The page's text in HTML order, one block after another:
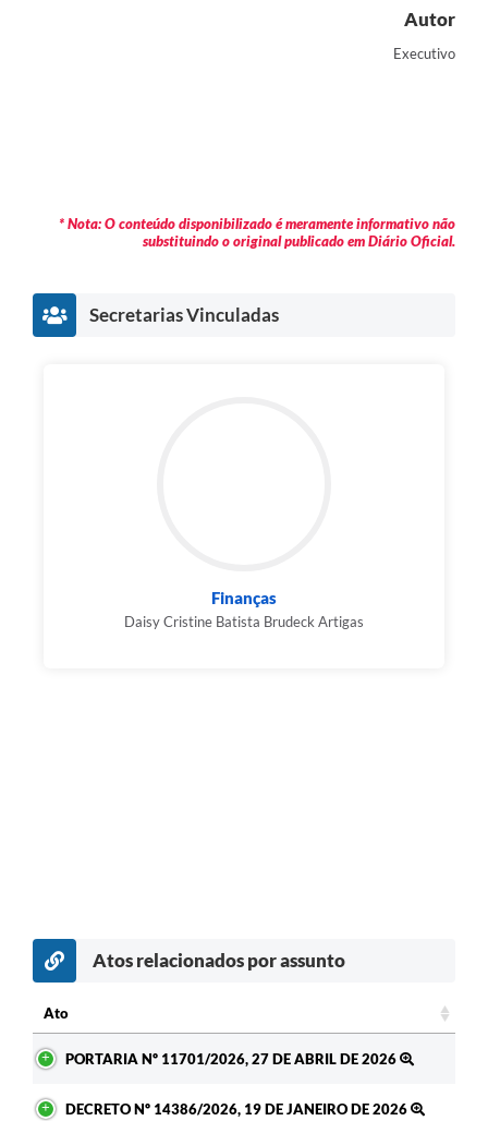
Autor
Executivo
* Nota: O conteúdo disponibilizado é meramente informativo não
substituindo o original publicado em Diário Oficial.
Secretarias Vinculadas
Finanças
Daisy Cristine Batista Brudeck Artigas
Atos relacionados por assunto
Ato
PORTARIA Nº 11701/2026, 27 DE ABRIL DE 2026
DECRETO Nº 14386/2026, 19 DE JANEIRO DE 2026